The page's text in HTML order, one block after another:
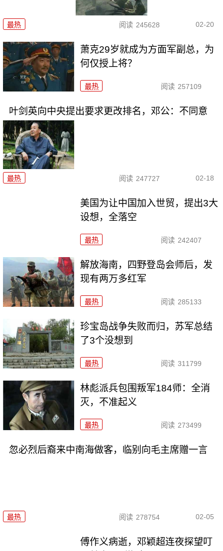
最热 阅读 245628 02-20
萧克29岁就成为方面军副总，为
何仅授上将？
最热 阅读 257109
叶剑英向中央提出要求更改排名，邓公：不同意
最热 阅读 247727 02-18
美国为让中国加入世贸，提出3大
设想，全落空
最热 阅读 242407
解放海南，四野登岛会师后，发
现有两万多红军
最热 阅读 285133
珍宝岛战争失败而归，苏军总结
了3个没想到
最热 阅读 311799
林彪派兵包围叛军184师：全消
灭，不准起义
最热 阅读 273499
忽必烈后裔来中南海做客，临别向毛主席赠一言
最热 阅读 278754 02-05
傅作义病逝，邓颖超连夜探望叮